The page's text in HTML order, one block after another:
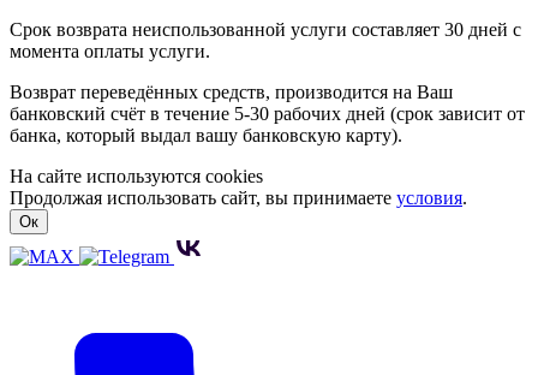
Срок возврата неиспользованной услуги составляет 30 дней с
момента оплаты услуги.
Возврат переведённых средств, производится на Ваш
банковский счёт в течение 5-30 рабочих дней (срок зависит от
банка, который выдал вашу банковскую карту).
На сайте используются cookies
Продолжая использовать сайт, вы принимаете условия.
Ок